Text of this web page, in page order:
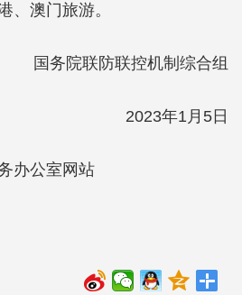
、澳门旅游。
国务院联防联控机制综合组
2023年1月5日
办公室网站